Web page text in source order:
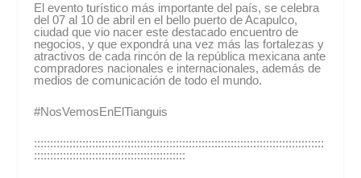
El evento turístico más importante del país, se celebra
del 07 al 10 de abril en el bello puerto de Acapulco,
ciudad que vio nacer este destacado encuentro de
negocios, y que expondrá una vez más las fortalezas y
atractivos de cada rincón de la república mexicana ante
compradores nacionales e internacionales, además de
medios de comunicación de todo el mundo.
#NosVemosEnElTianguis
::::::::::::::::::::::::::::::::::::::::::::::::::::::::::::::::::::::::::::::::::::::::::
:::::::::::::::::::::::::::::::::::::::::::::::